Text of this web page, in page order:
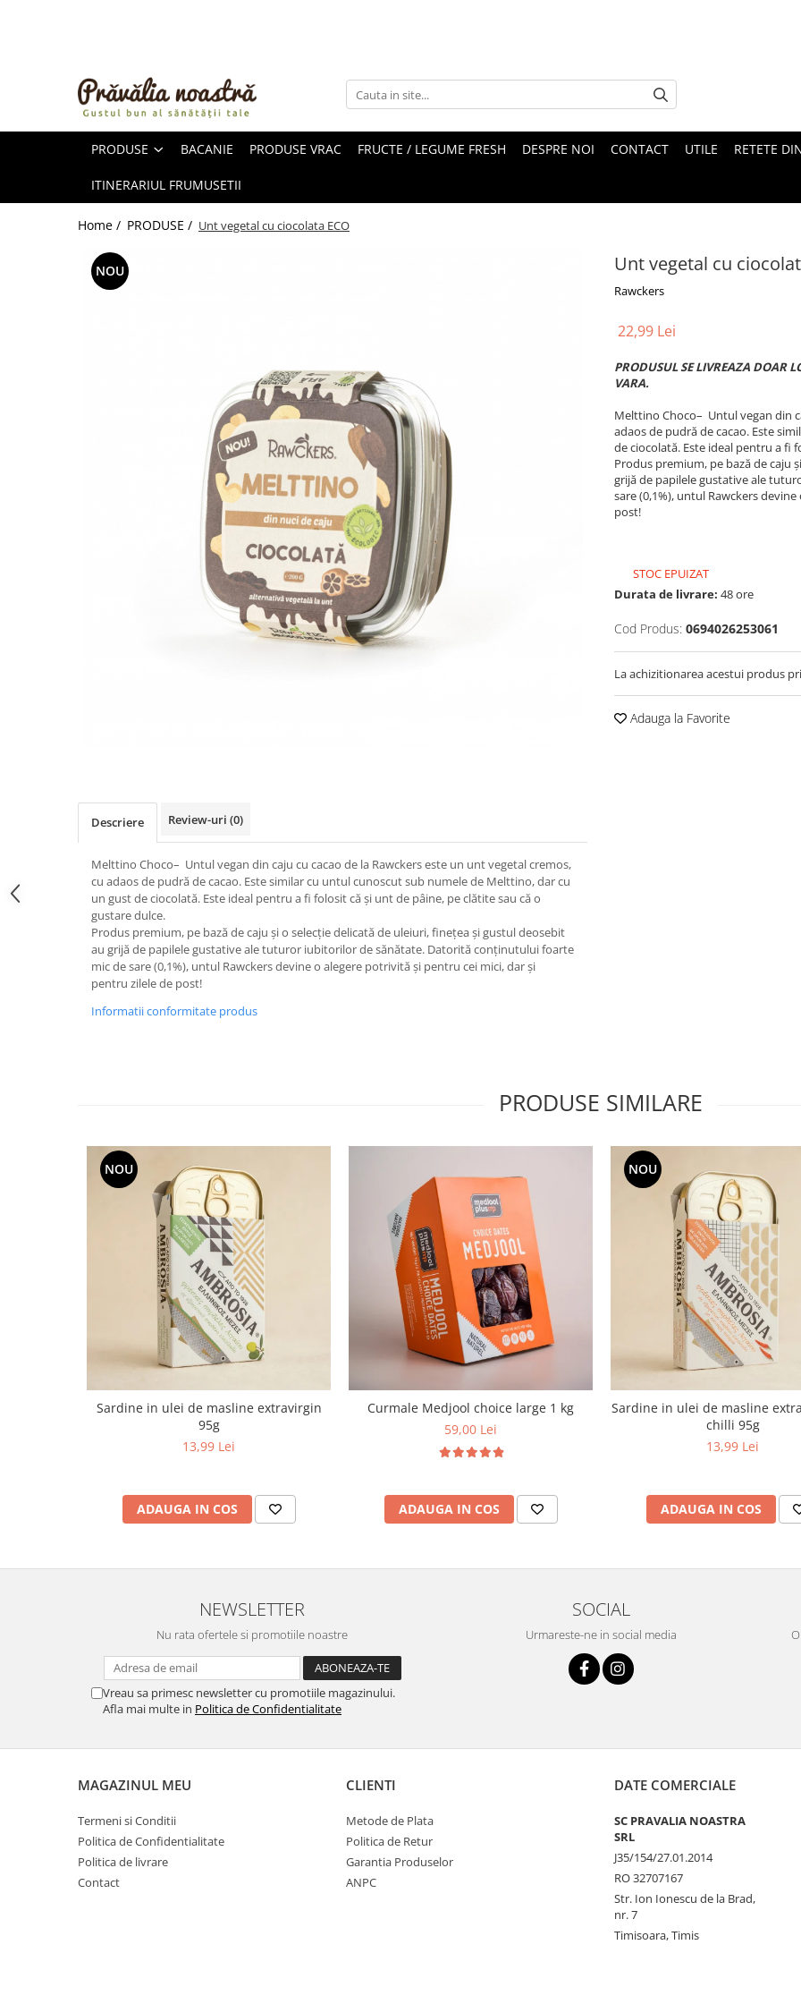
ULEIURI ȘI UNTURI
FRUCTE DESHIDRATATE
FRUCTE LA CONSERVĂ
OȚETURI ȘI SOSURI
PRODUSE BACANIE PRODUSE VRAC FRUCTE / LEGUME FRESH DESPRE NOI CONTACT UTILE RETETE
ITINERARIUL FRUMUSETII
Home / PRODUSE / Unt vegetal cu ciocolata ECO
Unt vegetal cu
Rawckers
NOU
22,99 Lei
PRODUSUL SE LIVREAZA DOAR
VARA.
Melttino Choco– Untul vegan din
adaos de pudră de cacao. Este
de ciocolată. Este ideal pentru a fi
Produs premium, pe bază de caju
grijă de papilele gustative ale
sare (0,1%), untul Rawckers
post!
STOC EPUIZAT
Durata de livrare: 48 ore
Cod Produs: 0694026253061
La achizitionarea acestui produs
Adauga la Favorite
Descriere Review-uri (0)
Melttino Choco– Untul vegan din caju cu cacao de la Rawckers este un unt vegetal cremos,
cu adaos de pudră de cacao. Este similar cu untul cunoscut sub numele de Melttino, dar cu
un gust de ciocolată. Este ideal pentru a fi folosit că și unt de pâine, pe clătite sau că o
gustare dulce.
Produs premium, pe bază de caju și o selecție delicată de uleiuri, finețea și gustul deosebit
au grijă de papilele gustative ale tuturor iubitorilor de sănătate. Datorită conținutului foarte
mic de sare (0,1%), untul Rawckers devine o alegere potrivită și pentru cei mici, dar și
pentru zilele de post!
Informatii conformitate produs
PRODUSE SIMILARE
NOU
Sardine in ulei de masline extravirgin
95g
13,99 Lei
ADAUGA IN COS
Curmale Medjool choice large 1 kg
59,00 Lei
ADAUGA IN COS
NOU
Sardine in ulei de masline
chilli 95g
13,99 Lei
ADAUGA IN COS
NEWSLETTER
Nu rata ofertele si promotiile noastre
Vreau sa primesc newsletter cu promotiile magazinului.
Afla mai multe in Politica de Confidentialitate
SOCIAL
Urmareste-ne in social media
MAGAZINUL MEU
Termeni si Conditii
Politica de Confidentialitate
Politica de livrare
Contact
CLIENTI
Metode de Plata
Politica de Retur
Garantia Produselor
ANPC
DATE COMERCIALE
SC PRAVALIA NOASTRA
SRL
J35/154/27.01.2014
RO 32707167
Str. Ion Ionescu de la Brad,
nr. 7
Timisoara, Timis